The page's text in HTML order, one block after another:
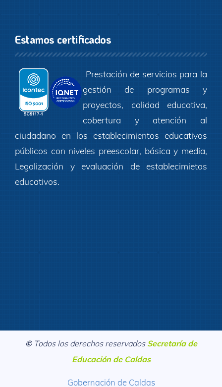
Estamos certificados
Prestación de servicios para la
gestión de programas y
proyectos, calidad educativa,
cobertura y atención al
ciudadano en los establecimientos educativos
públicos con niveles preescolar, básica y media,
Legalización y evaluación de establecimietos
educativos.
©Todos los derechos reservados Secretaría de
Educación de Caldas
Gobernación de Caldas